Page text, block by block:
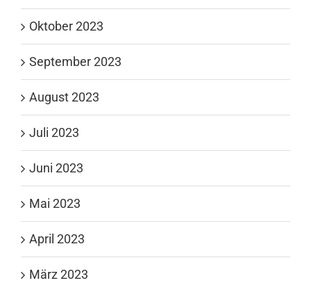
Oktober 2023
September 2023
August 2023
Juli 2023
Juni 2023
Mai 2023
April 2023
März 2023